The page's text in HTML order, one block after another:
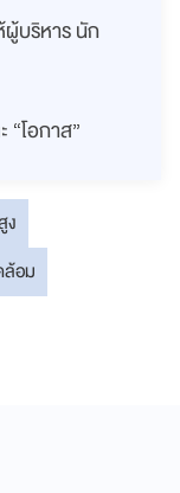
บริหาร นัก
“โอกาส”
ง
อม